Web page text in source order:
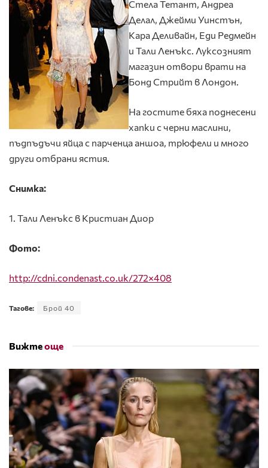
Стела Тетант, Андреа
Делал, Джейми Уинстън,
Кара Деливайн, Еди Редмейн
и Тали Ленъкс. Луксозният
магазин отвори врати на
Бонд Стрийт в Лондон.
На гостите бяха поднесени
хапки с черни маслини,
пъдпъдъчи яйца с парченца аншоа, трюфели и много
други отбрани ястия.
Снимкa:
1. Тали Ленъкс в Кристиан Диор
Фото:
http://cdni.condenast.co.uk/272×408
Тагове: Брой 40
Вижтеоще